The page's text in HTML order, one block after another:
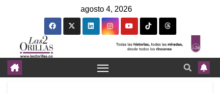
agosto 4, 2026